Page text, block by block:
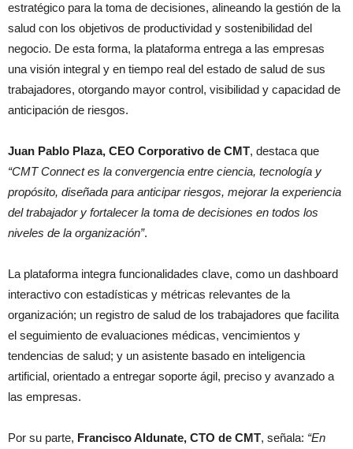
estratégico para la toma de decisiones, alineando la gestión de la
salud con los objetivos de productividad y sostenibilidad del
negocio. De esta forma, la plataforma entrega a las empresas
una visión integral y en tiempo real del estado de salud de sus
trabajadores, otorgando mayor control, visibilidad y capacidad de
anticipación de riesgos.
Juan Pablo Plaza, CEO Corporativo de CMT, destaca que
“CMT Connect es la convergencia entre ciencia, tecnología y
propósito, diseñada para anticipar riesgos, mejorar la experiencia
del trabajador y fortalecer la toma de decisiones en todos los
niveles de la organización”.
La plataforma integra funcionalidades clave, como un dashboard
interactivo con estadísticas y métricas relevantes de la
organización; un registro de salud de los trabajadores que facilita
el seguimiento de evaluaciones médicas, vencimientos y
tendencias de salud; y un asistente basado en inteligencia
artificial, orientado a entregar soporte ágil, preciso y avanzado a
las empresas.
Por su parte, Francisco Aldunate, CTO de CMT, señala: “En